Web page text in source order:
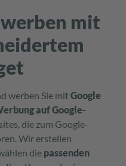
mit
werben Sie mitGoogle
auf Google-
die zum Google-
Wir erstellen
die passenden